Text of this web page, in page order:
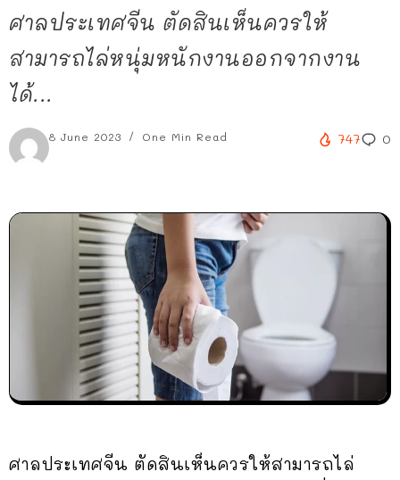
ศาลประเทศจีน ตัดสินเห็นควรให้
สามารถไล่หนุ่มหนักงานออกจากงาน
ได้...
8 June 2023 One Min Read 747 0
ศาลประเทศจีน ตัดสินเห็นควรให้สามารถไล่